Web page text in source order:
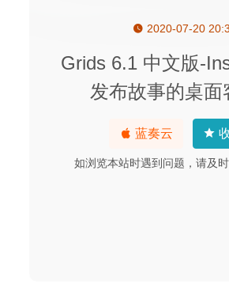
2020-07-20
Grids 6.1 中文版-
发布故事的桌面
蓝奏云
如浏览本站时遇到问题，请及
Yep 4.0.5 – 优秀的文档管理工具
Tabby 1.0.226 中文版 – 支持SSH的可
Gemini 2.6.6 中文版-高效的重复文件
Renamer 6.0.4 for Mac中文版-文件批
三国志(Three Kingdoms HEROES)